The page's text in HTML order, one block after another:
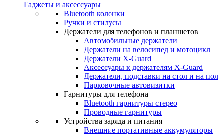
Гаджеты и аксессуары
Bluetooth колонки
Ручки и стилусы
Держатели для телефонов и планшетов
Автомобильные держатели
Держатели на велосипед и мотоцикл
Держатели X-Guard
Аксессуары к держателям X-Guard
Держатели, подставки на стол и на пол
Парковочные автовизитки
Гарнитуры для телефона
Bluetooth гарнитуры стерео
Проводные гарнитуры
Устройства заряда и питания
Внешние портативные аккумуляторы